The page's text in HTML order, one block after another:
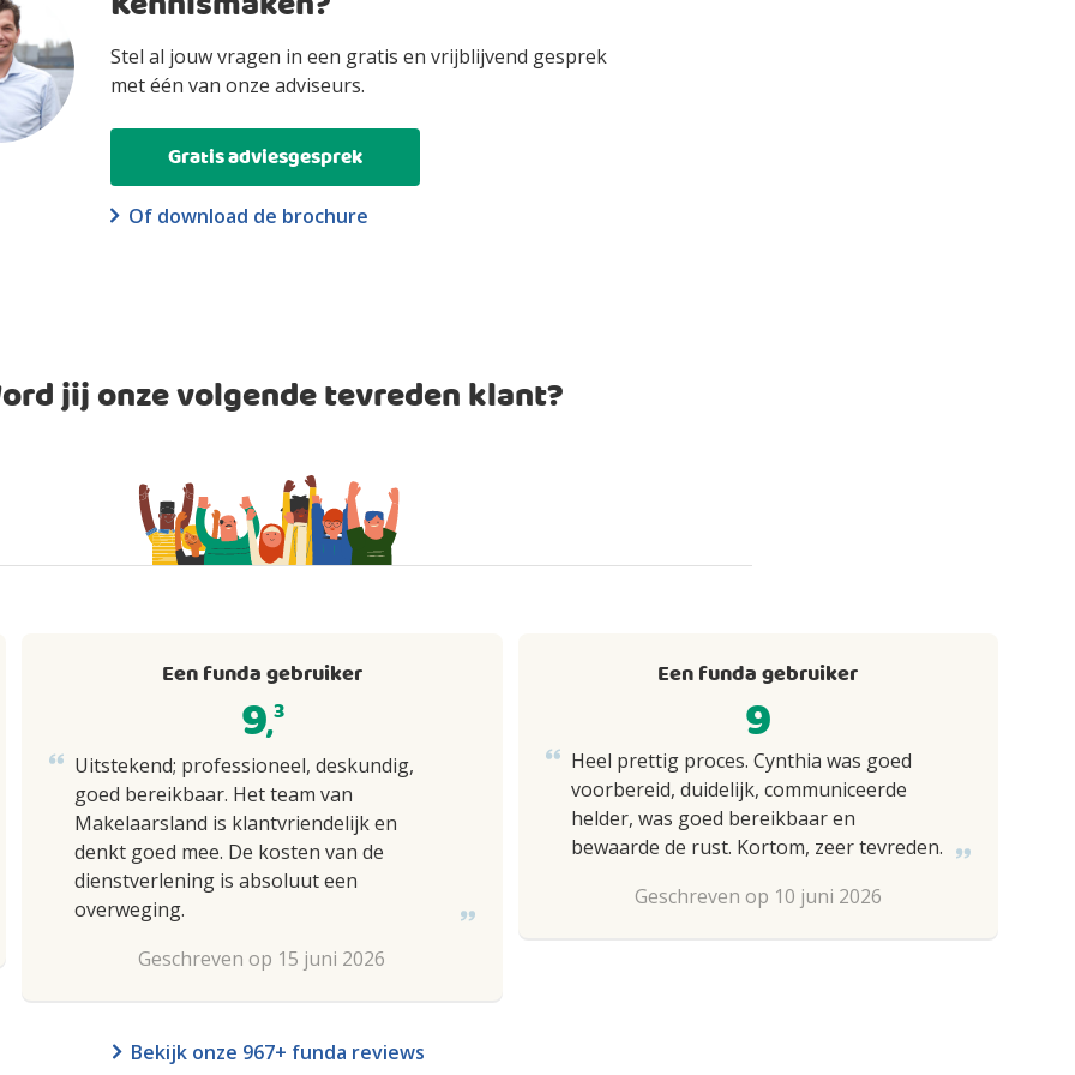
Stel al jouw vragen in een gratis en vrijblijvend gesprek
met één van onze adviseurs.
Gratis adviesgesprek
Of download de brochure
jij onze volgende tevreden klant?
Een funda gebruiker
9,3
Uitstekend; professioneel, deskundig,
goed bereikbaar. Het team van
Makelaarsland is klantvriendelijk en
denkt goed mee. De kosten van de
dienstverlening is absoluut een
overweging.
Geschreven op 15 juni 2026
Een funda gebruiker
9
Heel prettig proces. Cynthia was goed
voorbereid, duidelijk, communiceerde
helder, was goed bereikbaar en
bewaarde de rust. Kortom, zeer tevreden.
Geschreven op 10 juni 2026
Bekijk onze 967+ funda reviews